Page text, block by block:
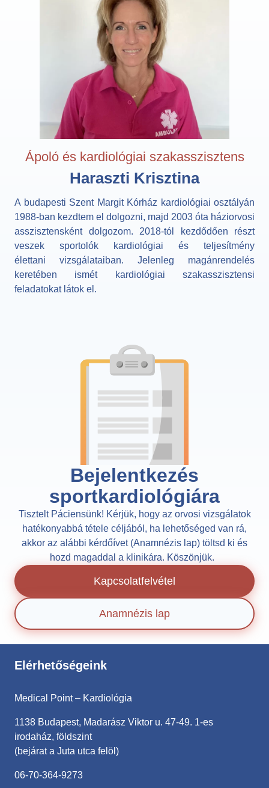
Ápoló és kardiológiai szakasszisztens
Haraszti Krisztina
A budapesti Szent Margit Kórház kardiológiai osztályán
1988-ban kezdtem el dolgozni, majd 2003 óta háziorvosi
asszisztensként dolgozom. 2018-tól kezdődően részt
veszek sportolók kardiológiai és teljesítmény
élettani vizsgálataiban. Jelenleg magánrendelés
keretében ismét kardiológiai szakasszisztensi
feladatokat látok el.
Bejelentkezés
sportkardiológiára​
Tisztelt Páciensünk! Kérjük, hogy az orvosi vizsgálatok
hatékonyabbá tétele céljából, ha lehetőséged van rá,
akkor az alábbi kérdőívet (Anamnézis lap) töltsd ki és
hozd magaddal a klinikára. Köszönjük.
Kapcsolatfelvétel
Anamnézis lap
Elérhetőségeink
Medical Point – Kardiológia
1138 Budapest, Madarász Viktor u. 47-49. 1-es
irodaház, földszint
(bejárat a Juta utca felöl)
06-70-364-9273